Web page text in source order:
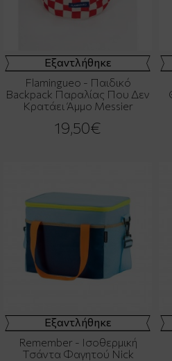
Εξαντλήθηκε
Flamingueo - Παιδικό
Backpack Παραλίας Που Δεν
Κρατάει Άμμο Messier
19,50€
Εξαντλήθηκε
Remember - Ισοθερμική
Τσάντα Φαγητού Nick